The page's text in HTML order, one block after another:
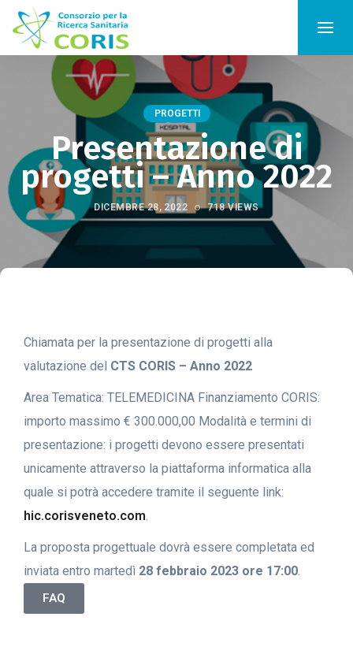
PROGETTI
Presentazione di
progetti – Anno 2022
DICEMBRE 28, 2022 718 VIEWS
Chiamata per la presentazione di progetti alla
valutazione del CTS CORIS – Anno 2022
Area Tematica: TELEMEDICINA Finanziamento CORIS:
importo massimo € 300.000,00 Modalità e termini di
presentazione: i progetti devono essere presentati
unicamente attraverso la piattaforma informatica alla
quale si potrà accedere tramite il seguente link:
hic.corisveneto.com.
La proposta progettuale dovrà essere completata ed
inviata entro martedì 28 febbraio 2023 ore 17:00.
FAQ